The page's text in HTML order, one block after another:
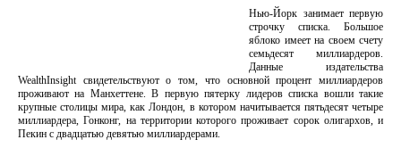
Нью-Йорк занимает первую
строчку списка. Большое
яблоко имеет на своем счету
семьдесят миллиардеров.
Данные издательства
WealthInsight свидетельствуют о том, что основной процент миллиардеров
проживают на Манхеттене. В первую пятерку лидеров списка вошли такие
крупные столицы мира, как Лондон, в котором начитывается пятьдесят четыре
миллиардера, Гонконг, на территории которого проживает сорок олигархов, и
Пекин с двадцатью девятью миллиардерами.